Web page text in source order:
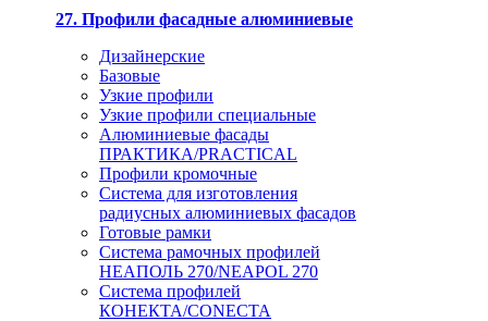
27. Профили фасадные алюминиевые
Дизайнерские
Базовые
Узкие профили
Узкие профили специальные
Алюминиевые фасады
ПРАКТИКА/PRACTICAL
Профили кромочные
Система для изготовления
радиусных алюминиевых фасадов
Готовые рамки
Система рамочных профилей
НЕАПОЛЬ 270/NEAPOL 270
Система профилей
КОНЕКТА/CONECTA